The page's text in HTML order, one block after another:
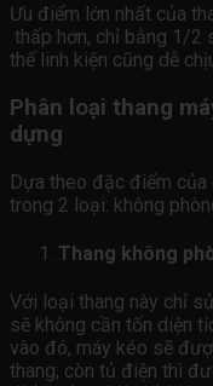
Ưu điểm lớn nhất của
thấp hơn, chỉ bằng 1/2
thế linh kiện cũng dễ
Phân loại thang
dựng
Dựa theo đặc điểm của
trong 2 loại: không
Thang không
Với loại thang này chỉ
sẽ không cần tốn diện
vào đó, máy kéo sẽ
thang; còn tủ điện thì